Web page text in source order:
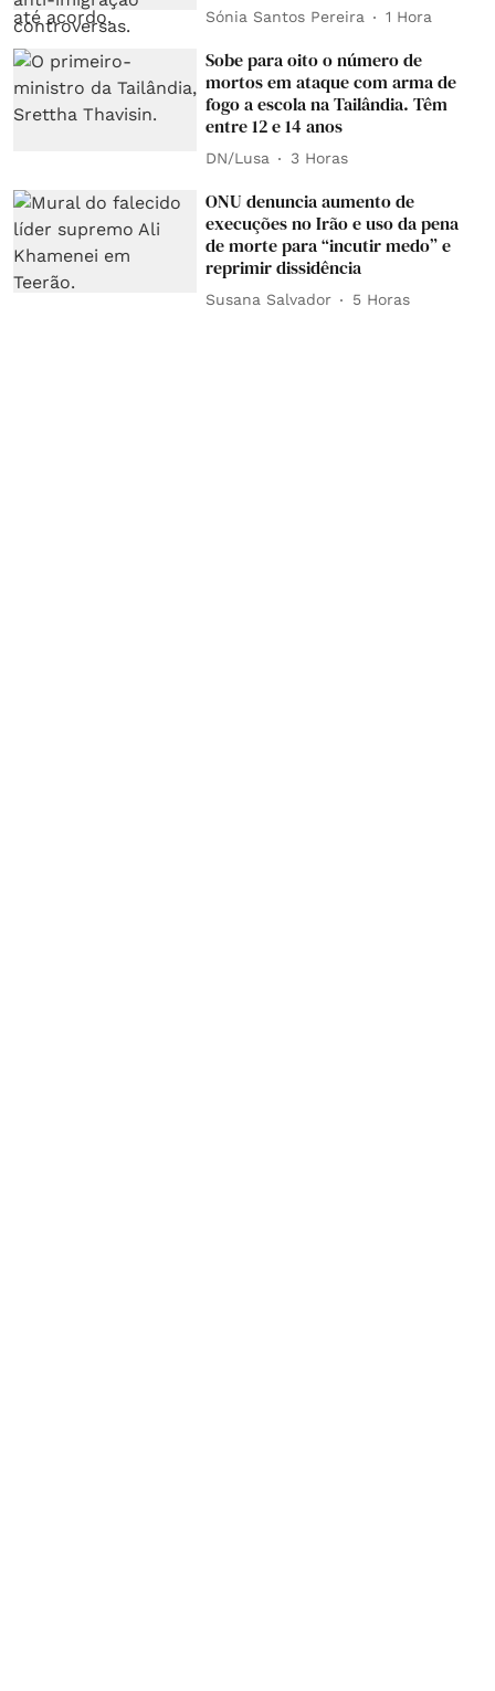
Sónia Santos Pereira 1 Hora
Sobe para oito o número de
mortos em ataque com arma de
fogo a escola na Tailândia. Têm
entre 12 e 14 anos
DN/Lusa 3 Horas
ONU denuncia aumento de
execuções no Irão e uso da pena
de morte para “incutir medo” e
reprimir dissidência
Susana Salvador 5 Horas